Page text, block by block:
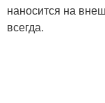
наносится на
всегда.